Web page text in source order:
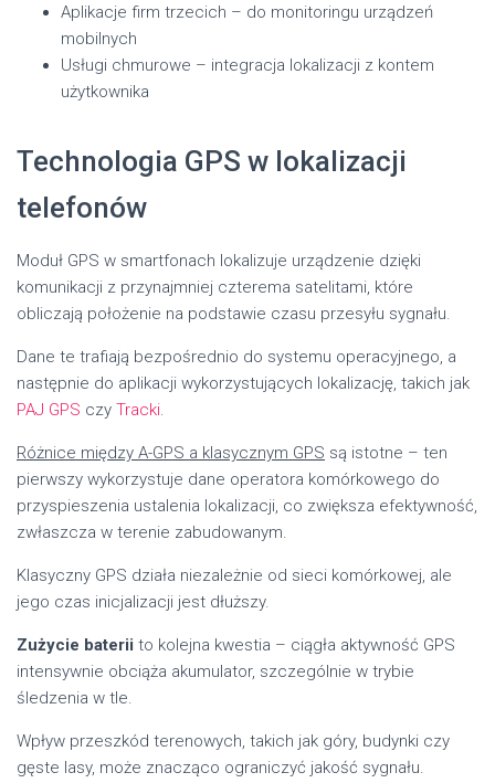
Aplikacje firm trzecich – do monitoringu urządzeń
mobilnych
Usługi chmurowe – integracja lokalizacji z kontem
użytkownika
Technologia GPS w lokalizacji
telefonów
Moduł GPS w smartfonach lokalizuje urządzenie dzięki
komunikacji z przynajmniej czterema satelitami, które
obliczają położenie na podstawie czasu przesyłu sygnału.
Dane te trafiają bezpośrednio do systemu operacyjnego, a
następnie do aplikacji wykorzystujących lokalizację, takich jak
PAJ GPS czy Tracki.
Różnice między A-GPS a klasycznym GPS są istotne – ten
pierwszy wykorzystuje dane operatora komórkowego do
przyspieszenia ustalenia lokalizacji, co zwiększa efektywność,
zwłaszcza w terenie zabudowanym.
Klasyczny GPS działa niezależnie od sieci komórkowej, ale
jego czas inicjalizacji jest dłuższy.
Zużycie baterii to kolejna kwestia – ciągła aktywność GPS
intensywnie obciąża akumulator, szczególnie w trybie
śledzenia w tle.
Wpływ przeszkód terenowych, takich jak góry, budynki czy
gęste lasy, może znacząco ograniczyć jakość sygnału.